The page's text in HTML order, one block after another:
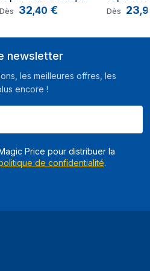
Dès 32,40 € Dès 23,
newsletter
les meilleures offres, les
encore !
Price pour distribuer la
de confidentialité.